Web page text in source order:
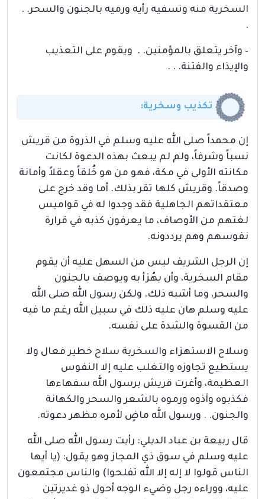
السخرية منه وتسفيه رأيه ورميه بالجنون والسحر. .
.
– وآخر يتعلق بالمؤمنين. . ويقوم على التعذيب
والإيذاء والفتنة. . .
تكذيب وسخرية:
إن محمداً صلى الله عليه وسلم في الذروة من قريش
نسباً وشرفاً، ولم لم يبعث بهذه الدعوة لكانت
مكانته الأولى في مكة، فهو من هو خُلقاً وعقلاً وأمانة
وصدقاً. وقريش كلها تقر بذلك. أما وقد خرج على
معتقداتهم الجاهلية فقد وجدوا له في قواميس
لغتهم من الأوصاف، ما يعرفون كذبه في قرارة
نفوسهم وهم يرددونه.
إن الرجل الشريف ليس من السهل عليه أن يقوم
مقام السخرية، وأن يهُزأ به ويوصف بالجنون
والسحر، وما أشبه ذلك. ولكن رسول الله صلى الله
عليه وسلم هان عليه ذلك في سبيل الله رغم ما فيه
من القسوة والشدة على نفسه.
وسلاح الاستهزاء والسخرية سلاح خطير فعال ولا
يستطيع تجاوزه والتغلب عليه إلا النفوس
العظيمة، وأغرت قريش برسول الله سفهاءها
فكذبوه وآذوه ورموه بالشعر والسحر والكهانة
والجنون. . ورسول الله ماضٍ لأمره مظهر دعوته.
قال ربيعة بن عباد الديلي: رأيت رسول الله صلى الله
عليه وسلم في سوق ذي المجاز وهو يقول: (يا أيها
الناس قولوا لا إله إلا الله تفلحوا) والناس مجتمعون
عليه، ووراءه رجل وضيء الوجه أحول ذو غديرتين